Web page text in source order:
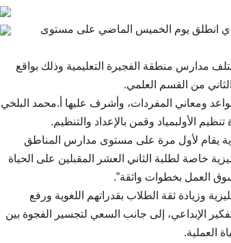
عشر” والذي انطلق يوم الخميس الماضي على مستوى
مدارس منطقة الفجيرة التعليمية وذلك بواقع
من القسم العلمي.
ومعاني المفردات، وأشرف عليها أ.محمد البلخي
الأولبمياد وقمن بالإعداد والتنظيم.
يقام لأول مرة على مستوى مدارس المناطق
خاصة لطلبة الثاني العشر المقبلين على الحياة
سوق العمل بخطوات واثقة”.
وزيادة ثقة الطلاب بقدراتهم اللغوية ورفع
الإبداعي، إلى جانب السعي لتجسير الفجوة بين
العملية.